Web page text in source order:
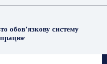
обов’язкову систему